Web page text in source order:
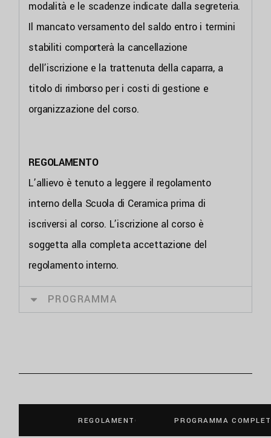
modalità e le scadenze indicate dalla segreteria.
Il mancato versamento del saldo entro i termini
stabiliti comporterà la cancellazione
dell’iscrizione e la trattenuta della caparra, a
titolo di rimborso per i costi di gestione e
organizzazione del corso.
REGOLAMENTO
L’allievo è tenuto a leggere il regolamento
interno della Scuola di Ceramica prima di
iscriversi al corso. L’iscrizione al corso è
soggetta alla completa accettazione del
regolamento interno.
PROGRAMMA
REGOLAMENTO PROGRAMMA